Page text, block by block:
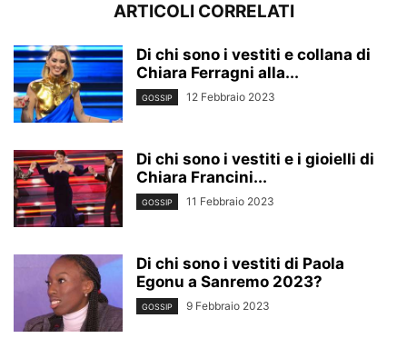
ARTICOLI CORRELATI
Di chi sono i vestiti e collana di
Chiara Ferragni alla...
GOSSIP 12 Febbraio 2023
Di chi sono i vestiti e i gioielli di
Chiara Francini...
GOSSIP 11 Febbraio 2023
Di chi sono i vestiti di Paola
Egonu a Sanremo 2023?
GOSSIP 9 Febbraio 2023